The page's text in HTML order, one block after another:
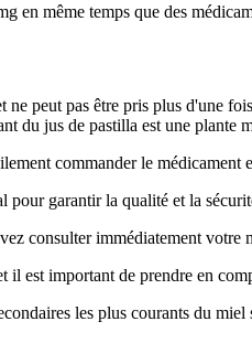
en même temps que des
peut pas être pris plus d'une
du jus de pastilla est une plante
commander le médicament
pour garantir la qualité et la
consulter immédiatement votre
est important de prendre en
les plus courants du